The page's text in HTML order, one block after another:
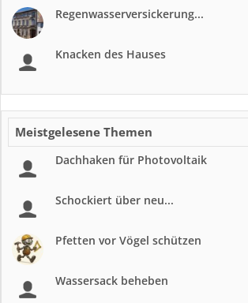
Regenwasserversickerung...
Knacken des Hauses
Meistgelesene Themen
Dachhaken für Photovoltaik
Schockiert über neu...
Pfetten vor Vögel schützen
Wassersack beheben